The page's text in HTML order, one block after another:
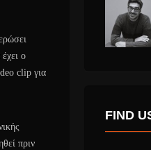
ο
clip για
πριν
FIND